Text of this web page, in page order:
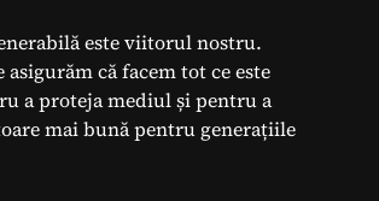
este viitorul nostru.
asigurăm că facem tot ce este
a proteja mediul și pentru a
mai bună pentru generațiile